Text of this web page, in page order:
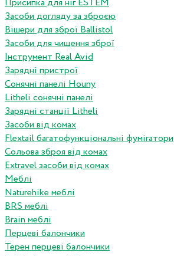
Присипка для ніг ESTEM
Засоби догляду за зброєю
Вішери для зброї Ballistol
Засоби для чищення зброї
Інструмент Real Avid
Зарядні пристрої
Сонячні панелі Houny
Litheli сонячні панелі
Зарядні станції Litheli
Засоби від комах
Flextail багатофункціональні фумігатори
Сольова зброя від комах
Extravel засоби від комах
Меблі
Naturehike меблі
BRS меблі
Brain меблі
Перцеві балончики
Терен перцеві балончики